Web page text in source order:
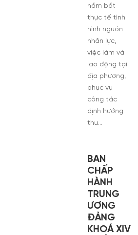
nắm bắt
thực tế tình
hình nguồn
nhân lực,
việc làm và
lao động tại
địa phương,
phục vụ
công tác
định hướng
thu…
BAN
CHẤP
HÀNH
TRUNG
ƯƠNG
ĐẢNG
KHOÁ XIV